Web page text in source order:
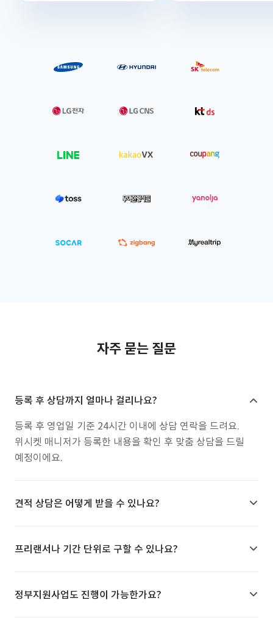
자주 묻는 질문
등록 후 상담까지 얼마나 걸리나요?
등록 후 영업일 기준 24시간 이내에 상담 연락을 드려요.
위시켓 매니저가 등록한 내용을 확인 후 맞춤 상담을 드릴
예정이에요.
견적 상담은 어떻게 받을 수 있나요?
프리랜서나 기간 단위로 구할 수 있나요?
정부지원사업도 진행이 가능한가요?